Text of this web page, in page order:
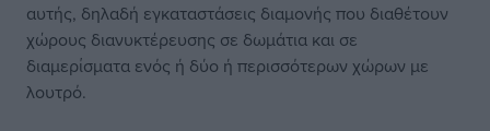
αυτής, δηλαδή εγκαταστάσεις διαμονής που διαθέτουν
χώρους διανυκτέρευσης σε δωμάτια και σε
διαμερίσματα ενός ή δύο ή περισσότερων χώρων με
λουτρό.